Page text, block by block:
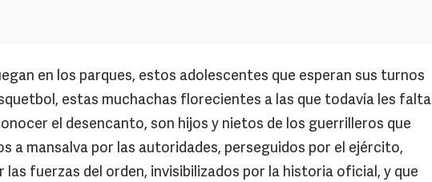
en los parques, estos adolescentes que esperan sus turnos
estas muchachas florecientes a las que todavía les falta
el desencanto, son hijos y nietos de los guerrilleros que
a mansalva por las autoridades, perseguidos por el ejército,
las fuerzas del orden, invisibilizados por la historia oficial, y que